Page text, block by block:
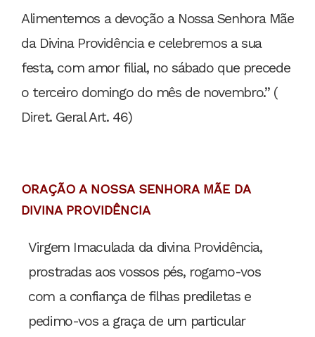
Alimentemos a devoção a Nossa Senhora Mãe
da Divina Providência e celebremos a sua
festa, com amor filial, no sábado que precede
o terceiro domingo do mês de novembro.” (
Diret. Geral Art. 46)
ORAÇÃO A NOSSA SENHORA MÃE DA
DIVINA PROVIDÊNCIA
Virgem Imaculada da divina Providência,
prostradas aos vossos pés, rogamo-vos
com a confiança de filhas prediletas e
pedimo-vos a graça de um particular